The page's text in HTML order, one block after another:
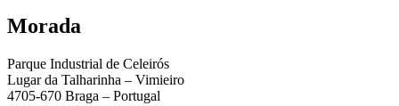
Morada
Parque Industrial de Celeirós
Lugar da Talharinha – Vimieiro
4705-670 Braga – Portugal